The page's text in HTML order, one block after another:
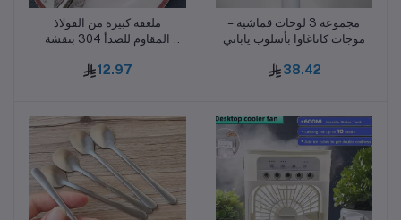
أضف للسلة
ملعقة كبيرة من الفولاذ
المقاوم للصدأ 304 بنقشة
متينة ومقاومة للحرارة
12.97
أضف للسلة
مجموعة 3 لوحات قماشية –
موجات كاناغاوا بأسلوب ياباني
38.42